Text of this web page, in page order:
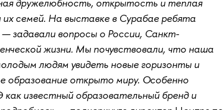
их семей. На выставке в Сурабае ребята
задавали вопросы о России, Санкт-
жизни. Мы почувствовали, что наша
людям увидеть новые горизонты и
образование открыто миру. Особенно
известный образовательный бренд и